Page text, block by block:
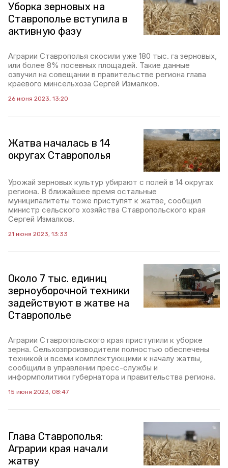
Уборка зерновых на
Ставрополье вступила в
активную фазу
Аграрии Ставрополья скосили уже 180 тыс. га зерновых,
или более 8% посевных площадей. Такие данные
озвучил на совещании в правительстве региона глава
краевого минсельхоза Сергей Измалков.
26 июня 2023, 13:20
Жатва началась в 14
округах Ставрополья
Урожай зерновых культур убирают с полей в 14 округах
региона. В ближайшее время остальные
муниципалитеты тоже приступят к жатве, сообщил
министр сельского хозяйства Ставропольского края
Сергей Измалков.
21 июня 2023, 13:33
Около 7 тыс. единиц
зерноуборочной техники
задействуют в жатве на
Ставрополье
Аграрии Ставропольского края приступили к уборке
зерна. Сельхозпроизводители полностью обеспечены
техникой и всеми комплектующими к началу жатвы,
сообщили в управлении пресс-службы и
информполитики губернатора и правительства региона.
15 июня 2023, 08:47
Глава Ставрополья:
Аграрии края начали
жатву